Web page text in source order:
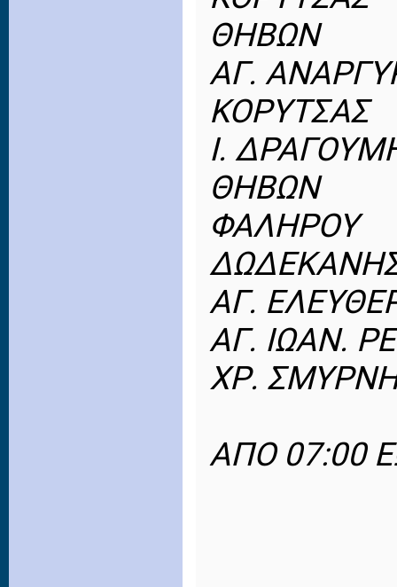
ΘΗΒΩΝ
ΑΓ.
ΚΟΡΥΤΣΑΣ
Ι.
ΘΗΒΩΝ
ΦΑΛΗΡΟΥ
ΑΓ.
ΑΓ. ΙΩΑΝ.
ΧΡ.
ΑΠΟ 07:00